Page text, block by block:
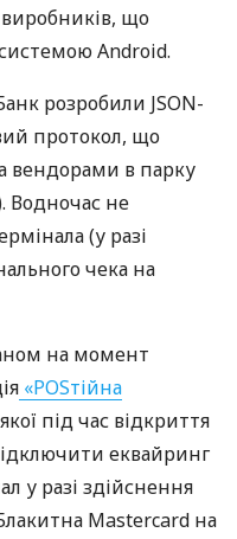
що
Android.
розробили JSON-
протокол, що
вендорами в парку
Водночас не
(у разі
чека на
на момент
«POSтійна
під час відкриття
еквайринг
у разі здійснення
Mastercard на